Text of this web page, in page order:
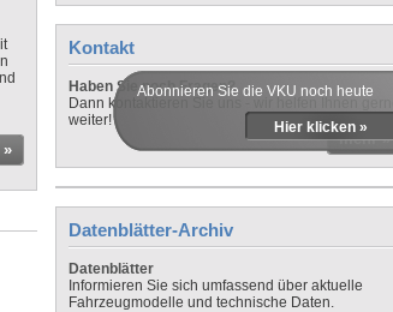
»
Kontakt
Haben Sie noch Fragen?
Dann kontaktieren Sie uns - wir helfen Ihnen gerne
weiter!
mehr »
Abonnieren Sie die VKU noch heute
Hier klicken »
Datenblätter-Archiv
Datenblätter
Informieren Sie sich umfassend über aktuelle
Fahrzeugmodelle und technische Daten.